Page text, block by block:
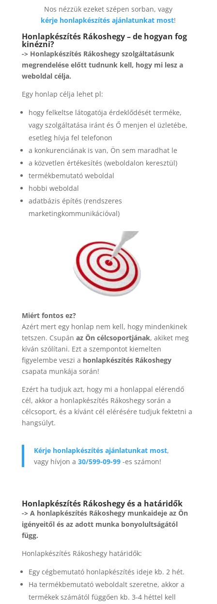
Nos nézzük ezeket szépen sorban, vagy
kérje honlapkészítés ajánlatunkat most!
Honlapkészítés Rákoshegy – de hogyan fog
kinézni?
-> Honlapkészítés Rákoshegy szolgáltatásunk
megrendelése előtt tudnunk kell, hogy mi lesz a
weboldal célja.
Egy honlap célja lehet pl:
hogy felkeltse látogatója érdeklődését terméke,
vagy szolgáltatása iránt és Ő menjen el üzletébe,
esetleg hívja fel telefonon
a konkurenciának is van, Ön sem maradhat le
a közvetlen értékesítés (weboldalon keresztül)
termékbemutató weboldal
hobbi weboldal
adatbázis építés (rendszeres
marketingkommunikációval)
Miért fontos ez?
Azért mert egy honlap nem kell, hogy mindenkinek
tetszen. Csupán az Ön célcsoportjának, akiket meg
kíván szólítani. Ezt a szempontot kiemelten
figyelembe veszi a honlapkészítés Rákoshegy
csapata munkája során!
Ezért ha tudjuk azt, hogy mi a honlappal elérendő
cél, akkor a honlapkészítés Rákoshegy során a
célcsoport, és a kívánt cél elérésére tudjuk fektetni a
hangsúlyt.
Kérje honlapkészítés ajánlatunkat most,
vagy hívjon a 30/599-09-99-es számon!
Honlapkészítés Rákoshegy és a határidők
-> A honlapkészítés Rákoshegy munkaideje az Ön
igényeitől és az adott munka bonyolultságától
függ.
Honlapkészítés Rákoshegy határidők:
Egy cégbemutató honlapkészítés ideje kb. 2 hét.
Ha termékbemutató weboldalt szeretne, akkor a
termékek számától függően kb. 3-4 héttel kell